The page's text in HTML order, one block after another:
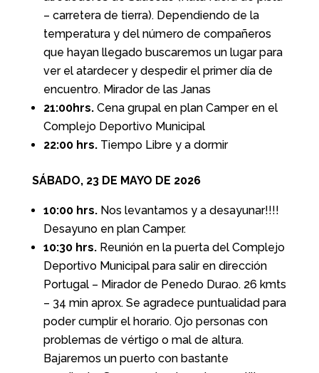
– carretera de tierra). Dependiendo de la
temperatura y del número de compañeros
que hayan llegado buscaremos un lugar para
ver el atardecer y despedir el primer día de
encuentro. Mirador de las Janas
21:00hrs.Cena grupal en plan Camper en el
Complejo Deportivo Municipal
22:00 hrs.Tiempo Libre y a dormir
SÁBADO, 23 DE MAYO DE 2026
10:00 hrs.Nos levantamos y a desayunar!!!!
Desayuno en plan Camper.
10:30 hrs.Reunión en la puerta del Complejo
Deportivo Municipal para salir en dirección
Portugal – Mirador de Penedo Durao. 26 kmts
– 34 min aprox. Se agradece puntualidad para
poder cumplir el horario. Ojo personas con
problemas de vértigo o mal de altura.
Bajaremos un puerto con bastante